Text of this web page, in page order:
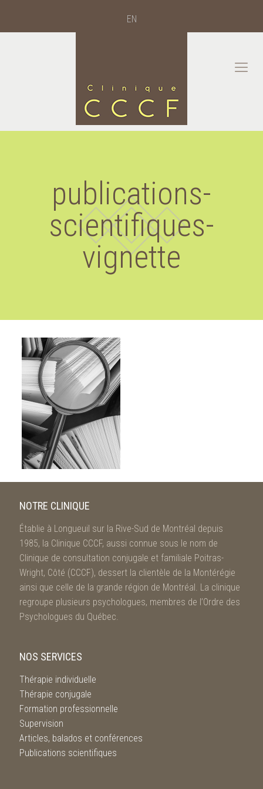
EN
publications-
scientifiques-
vignette
NOTRE CLINIQUE
Établie à Longueuil sur la Rive-Sud de Montréal depuis
1985, la Clinique CCCF, aussi connue sous le nom de
Clinique de consultation conjugale et familiale Poitras-
Wright, Côté (CCCF), dessert la clientèle de la Montérégie
ainsi que celle de la grande région de Montréal. La clinique
regroupe plusieurs psychologues, membres de l’Ordre des
Psychologues du Québec.
NOS SERVICES
Thérapie individuelle
Thérapie conjugale
Formation professionnelle
Supervision
Articles, balados et conférences
Publications scientifiques